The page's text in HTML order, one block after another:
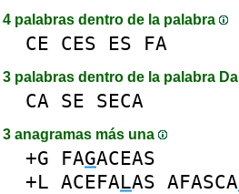
4 palabras dentro de la palabra
CE CES ES FA
3 palabras dentro de la palabra DaI
CA SE SECA
3 anagramas más una
+G FAGACEAS
+L ACEFALAS AFASCA